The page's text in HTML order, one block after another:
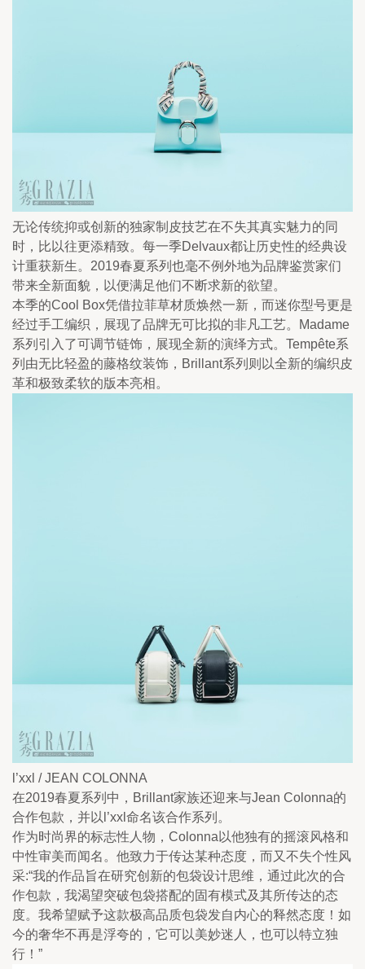
无论传统抑或创新的独家制皮技艺在不失其真实魅力的同
时，比以往更添精致。每一季Delvaux都让历史性的经典设
计重获新生。2019春夏系列也毫不例外地为品牌鉴赏家们
带来全新面貌，以便满足他们不断求新的欲望。
本季的Cool Box凭借拉菲草材质焕然一新，而迷你型号更是
经过手工编织，展现了品牌无可比拟的非凡工艺。Madame
系列引入了可调节链饰，展现全新的演绎方式。Tempête系
列由无比轻盈的藤格纹装饰，Brillant系列则以全新的编织皮
革和极致柔软的版本亮相。
l’xxl / JEAN COLONNA
在2019春夏系列中，Brillant家族还迎来与Jean Colonna的
合作包款，并以l’xxl命名该合作系列。
作为时尚界的标志性人物，Colonna以他独有的摇滚风格和
中性审美而闻名。他致力于传达某种态度，而又不失个性风
采:“我的作品旨在研究创新的包袋设计思维，通过此次的合
作包款，我渴望突破包袋搭配的固有模式及其所传达的态
度。我希望赋予这款极高品质包袋发自内心的释然态度！如
今的奢华不再是浮夸的，它可以美妙迷人，也可以特立独
行！”